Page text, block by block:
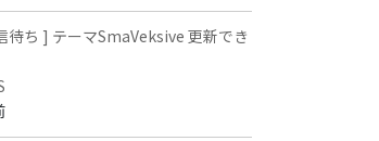
待ち ] テーマSmaVeksive 更新でき